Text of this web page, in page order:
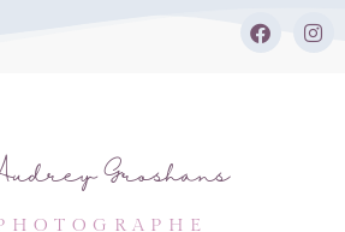
F
a
I
n
Groshans